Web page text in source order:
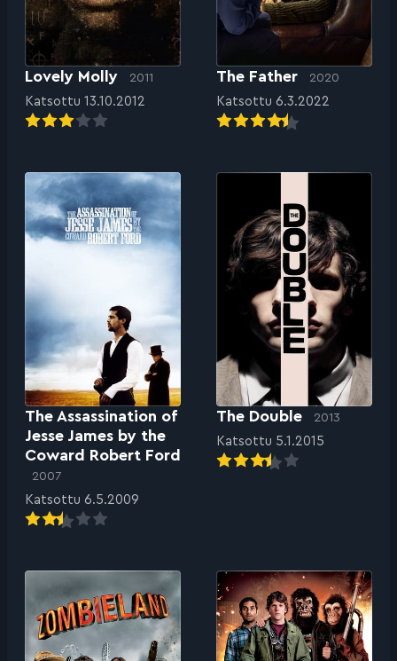
Lovely Molly 2011
Katsottu 13.10.2012
The Father 2020
Katsottu 6.3.2022
The Assassination of
Jesse James by the
Coward Robert Ford
2007
Katsottu 6.5.2009
The Double 2013
Katsottu 5.1.2015